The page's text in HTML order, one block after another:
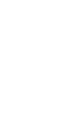
sur Instagram